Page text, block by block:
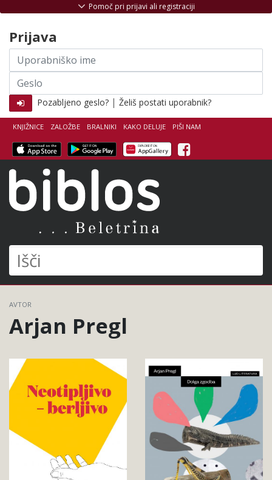
Išči
KNJIŽNICE ZALOŽBE BRALNIKI KAKO DELUJE PIŠI NAM
Facebook
Pomoč pri prijavi ali registraciji
Prijava
Uporabniško
ime
Geslo
Pozabljeno geslo? | Želiš postati uporabnik?
AVTOR
Arjan Pregl